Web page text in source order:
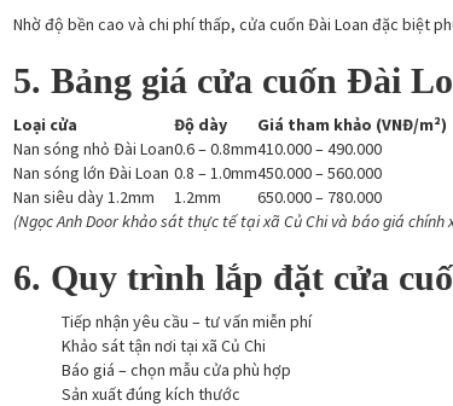
Nhờ độ bền cao và chi phí thấp, cửa cuốn Đài Loan đặc biệt
5. Bảng giá cửa cuốn Đài
Loại cửa Độ dày
Giá tham khảo (VNĐ/m²)
Nan sóng nhỏ Đài Loan0.6 – 0.8mm410.000 – 490.000
Nan sóng lớn Đài Loan 0.8 – 1.0mm450.000 – 560.000
Nan siêu dày 1.2mm
1.2mm
650.000 – 780.000
(Ngọc Anh Door khảo sát thực tế tại xã Củ Chi và báo giá chính
6. Quy trình lắp đặt cửa
Tiếp nhận yêu cầu – tư vấn miễn phí
Khảo sát tận nơi tại xã Củ Chi
Báo giá – chọn mẫu cửa phù hợp
Sản xuất đúng kích thước